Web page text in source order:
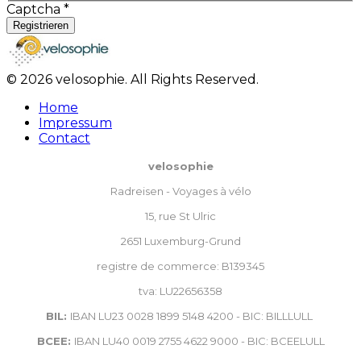
Captcha *
Registrieren
© 2026 velosophie. All Rights Reserved.
Home
Impressum
Contact
velosophie
Radreisen - Voyages à vélo
15, rue St Ulric
2651 Luxemburg-Grund
registre de commerce: B139345
tva: LU22656358
BIL: IBAN LU23 0028 1899 5148 4200 - BIC: BILLLULL
BCEE: IBAN LU40 0019 2755 4622 9000 - BIC: BCEELULL